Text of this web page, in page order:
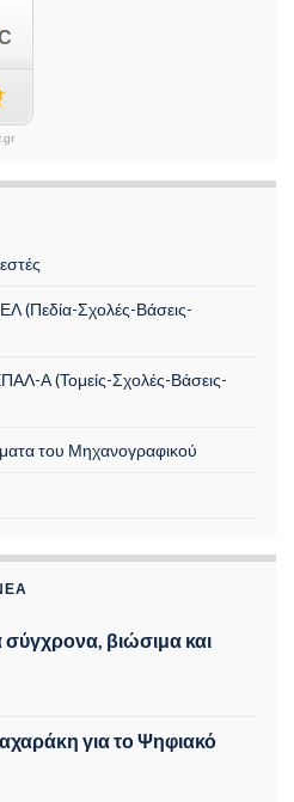
(Πεδία-Σχολές-Βάσεις-
Α (Τομείς-Σχολές-Βάσεις-
του Μηχανογραφικού
βιώσιμα και
για το Ψηφιακό